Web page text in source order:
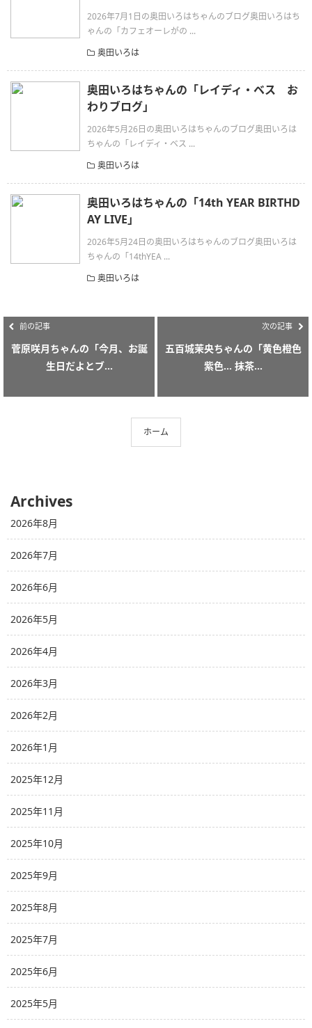
2026年7月1日の奥田いろはちゃんのブログ奥田いろはち
ゃんの「カフェオーレがの ...
奥田いろは
奥田いろはちゃんの「レイディ・ベス お
わりブログ」
2026年5月26日の奥田いろはちゃんのブログ奥田いろは
ちゃんの「レイディ・ベス ...
奥田いろは
奥田いろはちゃんの「14th YEAR BIRTHD
AY LIVE」
2026年5月24日の奥田いろはちゃんのブログ奥田いろは
ちゃんの「14thYEA ...
奥田いろは
前の記事
菅原咲月ちゃんの「今月、お誕
生日だよとブ...
次の記事
五百城茉央ちゃんの「黄色橙色
紫色… 抹茶...
ホーム
Archives
2026年8月
2026年7月
2026年6月
2026年5月
2026年4月
2026年3月
2026年2月
2026年1月
2025年12月
2025年11月
2025年10月
2025年9月
2025年8月
2025年7月
2025年6月
2025年5月